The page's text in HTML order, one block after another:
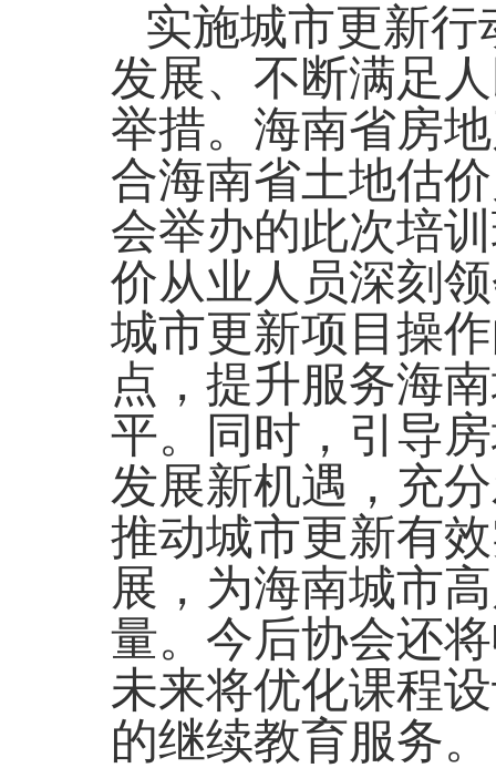
实施城市更新
发展、不断满足
举措。海南省房
合海南省土地估
会举办的此次培
价从业人员深刻
城市更新项目操
点，提升服务海
平。同时，引导
发展新机遇，充
推动城市更新有
展，为海南城市
量。今后协会还
未来将优化课程
的继续教育服务。